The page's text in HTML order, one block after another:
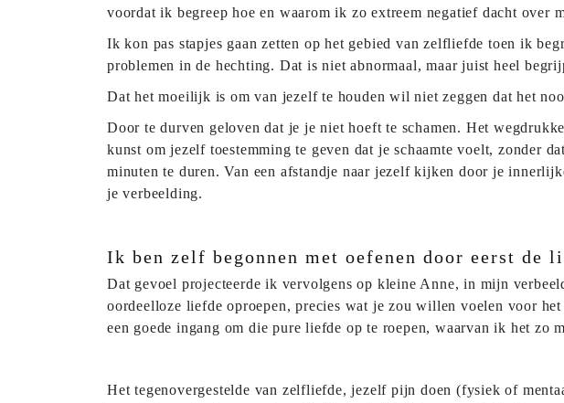
voordat ik begreep hoe en waarom ik zo extreem negatief dacht over
Ik kon pas stapjes gaan zetten op het gebied van zelfliefde toen ik
problemen in de hechting. Dat is niet abnormaal, maar juist heel
Dat het moeilijk is om van jezelf te houden wil niet zeggen dat het
Door te durven geloven dat je je niet hoeft te schamen. Het
kunst om jezelf toestemming te geven dat je schaamte voelt, zonder
minuten te duren. Van een afstandje naar jezelf kijken door je
je verbeelding.
Ik ben zelf begonnen met oefenen door eerst
Dat gevoel projecteerde ik vervolgens op kleine Anne, in mijn
oordeelloze liefde oproepen, precies wat je zou willen voelen voor
een goede ingang om die pure liefde op te roepen, waarvan ik het zo
Het tegenovergestelde van zelfliefde, jezelf pijn doen (fysiek of